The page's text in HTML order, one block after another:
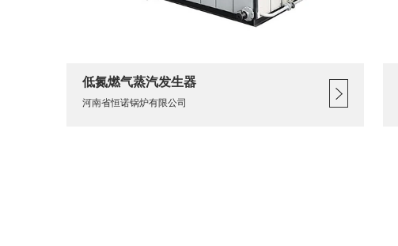
低氮燃气蒸汽发生器
河南省恒诺锅炉有限公司